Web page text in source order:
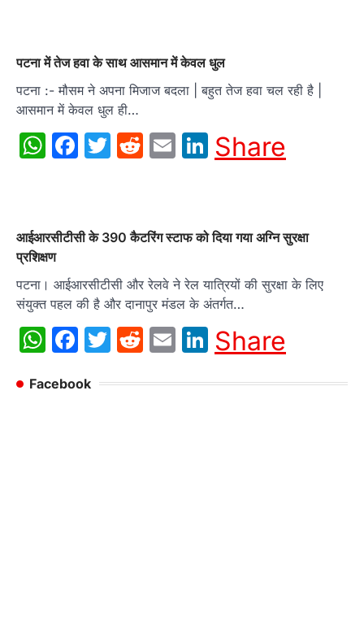
पटना में तेज हवा के साथ आसमान में केवल धुल
पटना :- मौसम ने अपना मिजाज बदला | बहुत तेज हवा चल रही है |
आसमान में केवल धुल ही…
WhatsApp
Facebook
Twitter
Reddit
EmailLinkedIn
Share
आईआरसीटीसी के 390 कैटरिंग स्टाफ को दिया गया अग्नि सुरक्षा
प्रशिक्षण
पटना। आईआरसीटीसी और रेलवे ने रेल यात्रियों की सुरक्षा के लिए
संयुक्त पहल की है और दानापुर मंडल के अंतर्गत…
WhatsApp
Facebook
Twitter
Reddit
EmailLinkedIn
Share
Facebook